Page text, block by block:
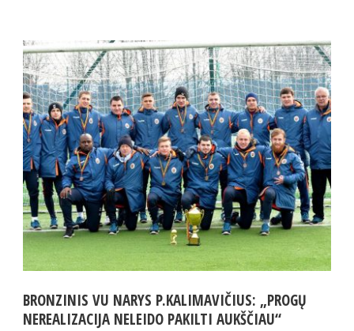
BRONZINIS VU NARYS P.KALIMAVIČIUS: „PROGŲ
NEREALIZACIJA NELEIDO PAKILTI AUKŠČIAU“